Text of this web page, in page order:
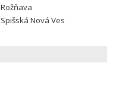
Rožňava
Spišská Nová Ves